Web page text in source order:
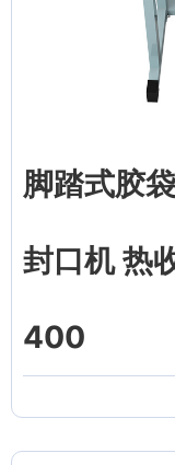
脚踏式胶
封口机 热
400